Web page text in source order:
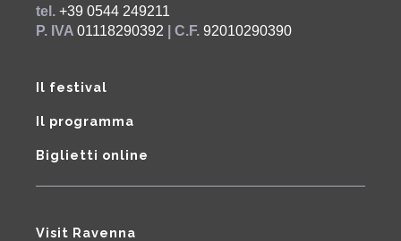
tel. +39 0544 249211
P. IVA 01118290392 | C.F. 92010290390
Il festival
Il programma
Biglietti online
Visit Ravenna